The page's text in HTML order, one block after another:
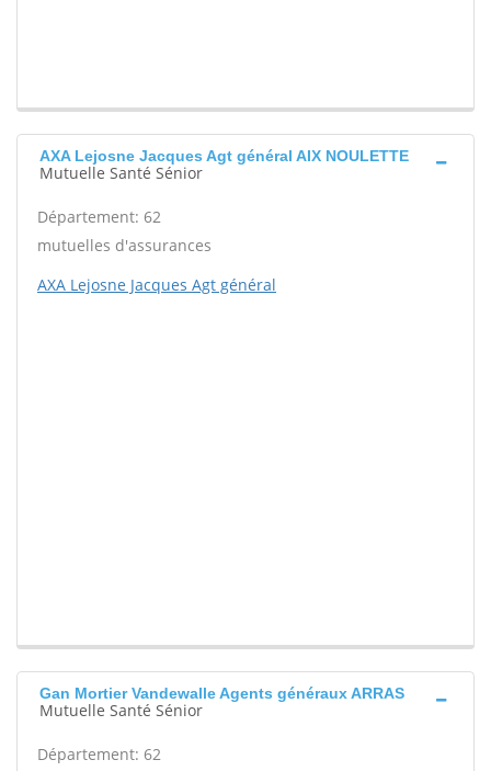
AXA Lejosne Jacques Agt général AIX NOULETTE
Mutuelle Santé Sénior
Département: 62
mutuelles d'assurances
AXA Lejosne Jacques Agt général
Gan Mortier Vandewalle Agents généraux ARRAS
Mutuelle Santé Sénior
Département: 62